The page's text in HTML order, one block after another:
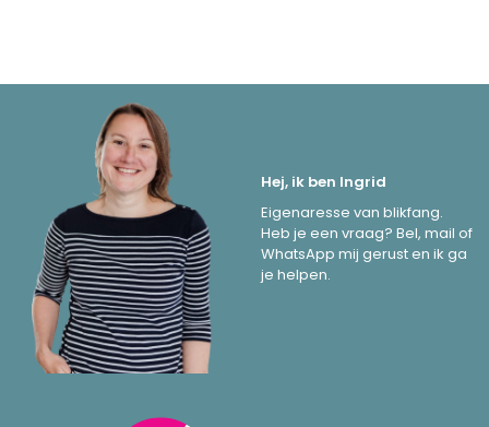
Hej, ik ben Ingrid
Eigenaresse van blikfang.
Heb je een vraag? Bel, mail of
WhatsApp mij gerust en ik ga
je helpen.